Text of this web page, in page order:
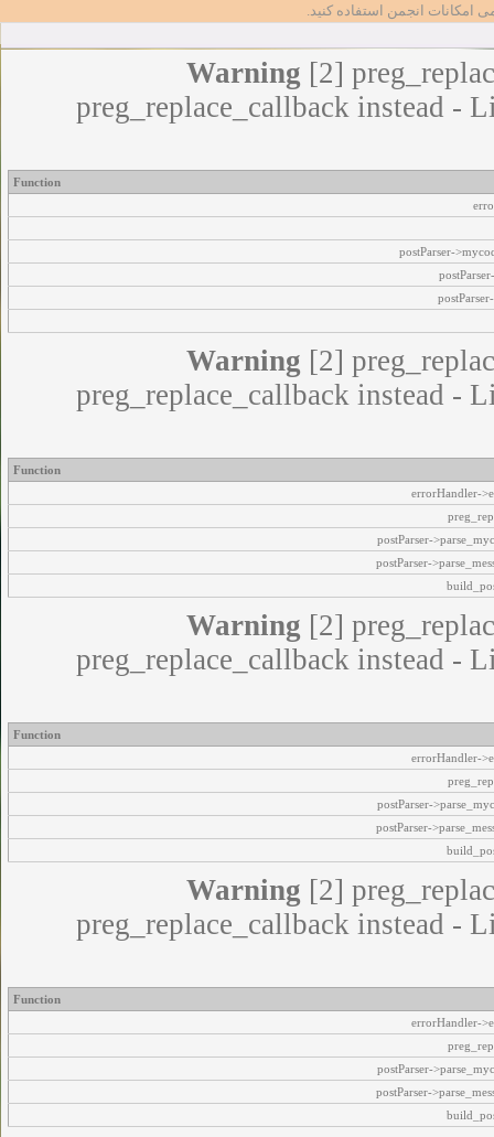
امکانات انجمن استفاده کنید.
Warning [2]
preg_replace_callback instead -
Function
postParser-
Warning [2]
preg_replace_callback instead -
Function
errorHandler-
postParser-
postParser-
Warning [2]
preg_replace_callback instead -
Function
errorHandler-
postParser-
postParser-
Warning [2]
preg_replace_callback instead -
Function
errorHandler-
postParser-
postParser-